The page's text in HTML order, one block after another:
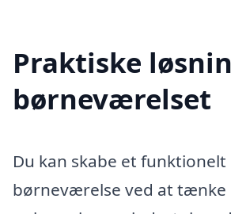
Praktiske
børneværelset
Du kan skabe et
børneværelse ved at tænke